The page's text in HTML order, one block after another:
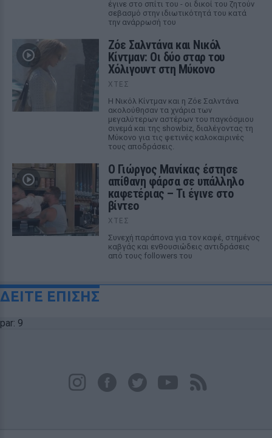
έγινε στο σπίτι του - οι δικοί του ζητούν
σεβασμό στην ιδιωτικότητά του κατά
την ανάρρωσή του
Ζόε Σαλντάνα και Νικόλ
Κίντμαν: Οι δύο σταρ του
Χόλιγουντ στη Μύκονο
ΧΤΕΣ
Η Νικόλ Κίντμαν και η Ζόε Σαλντάνα
ακολούθησαν τα χνάρια των
μεγαλύτερων αστέρων του παγκόσμιου
σινεμά και της showbiz, διαλέγοντας τη
Μύκονο για τις φετινές καλοκαιρινές
τους αποδράσεις.
Ο Γιώργος Μανίκας έστησε
απίθανη φάρσα σε υπάλληλο
καφετέριας – Τι έγινε στο
βίντεο
ΧΤΕΣ
Συνεχή παράπονα για τον καφέ, στημένος
καβγάς και ενθουσιώδεις αντιδράσεις
από τους followers του
ΔΕΙΤΕ ΕΠΙΣΗΣ
par: 9